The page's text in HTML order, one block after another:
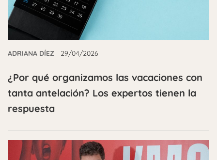
ADRIANA DÍEZ 29/04/2026
¿Por qué organizamos las vacaciones con
tanta antelación? Los expertos tienen la
respuesta